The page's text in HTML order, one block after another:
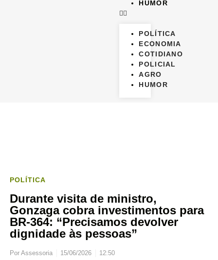
HUMOR
POLÍTICA
ECONOMIA
COTIDIANO
POLICIAL
AGRO
HUMOR
POLÍTICA
Durante visita de ministro,
Gonzaga cobra investimentos para
BR-364: “Precisamos devolver
dignidade às pessoas”
Por Assessoria 15/06/2026 12:50